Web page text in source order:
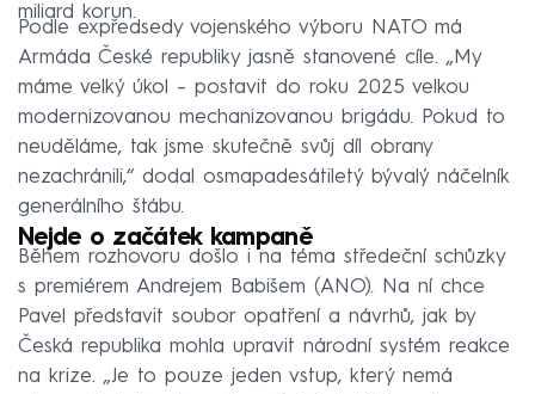
miliard korun.
Podle expředsedy vojenského výboru NATO má
Armáda České republiky jasně stanovené cíle. „My
máme velký úkol –⁠ postavit do roku 2025 velkou
modernizovanou mechanizovanou brigádu. Pokud to
neuděláme, tak jsme skutečně svůj díl obrany
nezachránili,“ dodal osmapadesátiletý bývalý náčelník
generálního štábu.
Nejde o začátek kampaně
Během rozhovoru došlo i na téma středeční schůzky
s premiérem Andrejem Babišem (ANO). Na ní chce
Pavel představit soubor opatření a návrhů, jak by
Česká republika mohla upravit národní systém reakce
na krize. „Je to pouze jeden vstup, který nemá